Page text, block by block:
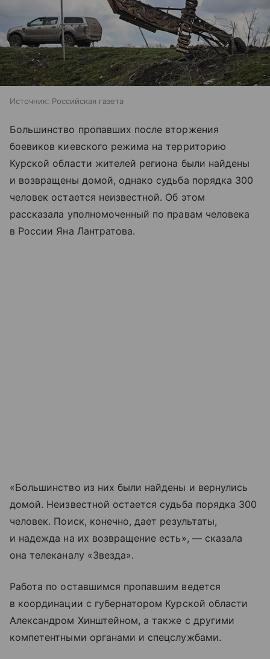
Источник: Российская газета
Большинство пропавших после вторжения
боевиков киевского режима на территорию
Курской области жителей региона были найдены
и возвращены домой, однако судьба порядка 300
человек остается неизвестной. Об этом
рассказала уполномоченный по правам человека
в России Яна Лантратова.
«Большинство из них были найдены и вернулись
домой. Неизвестной остается судьба порядка 300
человек. Поиск, конечно, дает результаты,
и надежда на их возвращение есть», — сказала
она телеканалу «Звезда».
Работа по оставшимся пропавшим ведется
в координации с губернатором Курской области
Александром Хинштейном, а также с другими
компетентными органами и спецслужбами.